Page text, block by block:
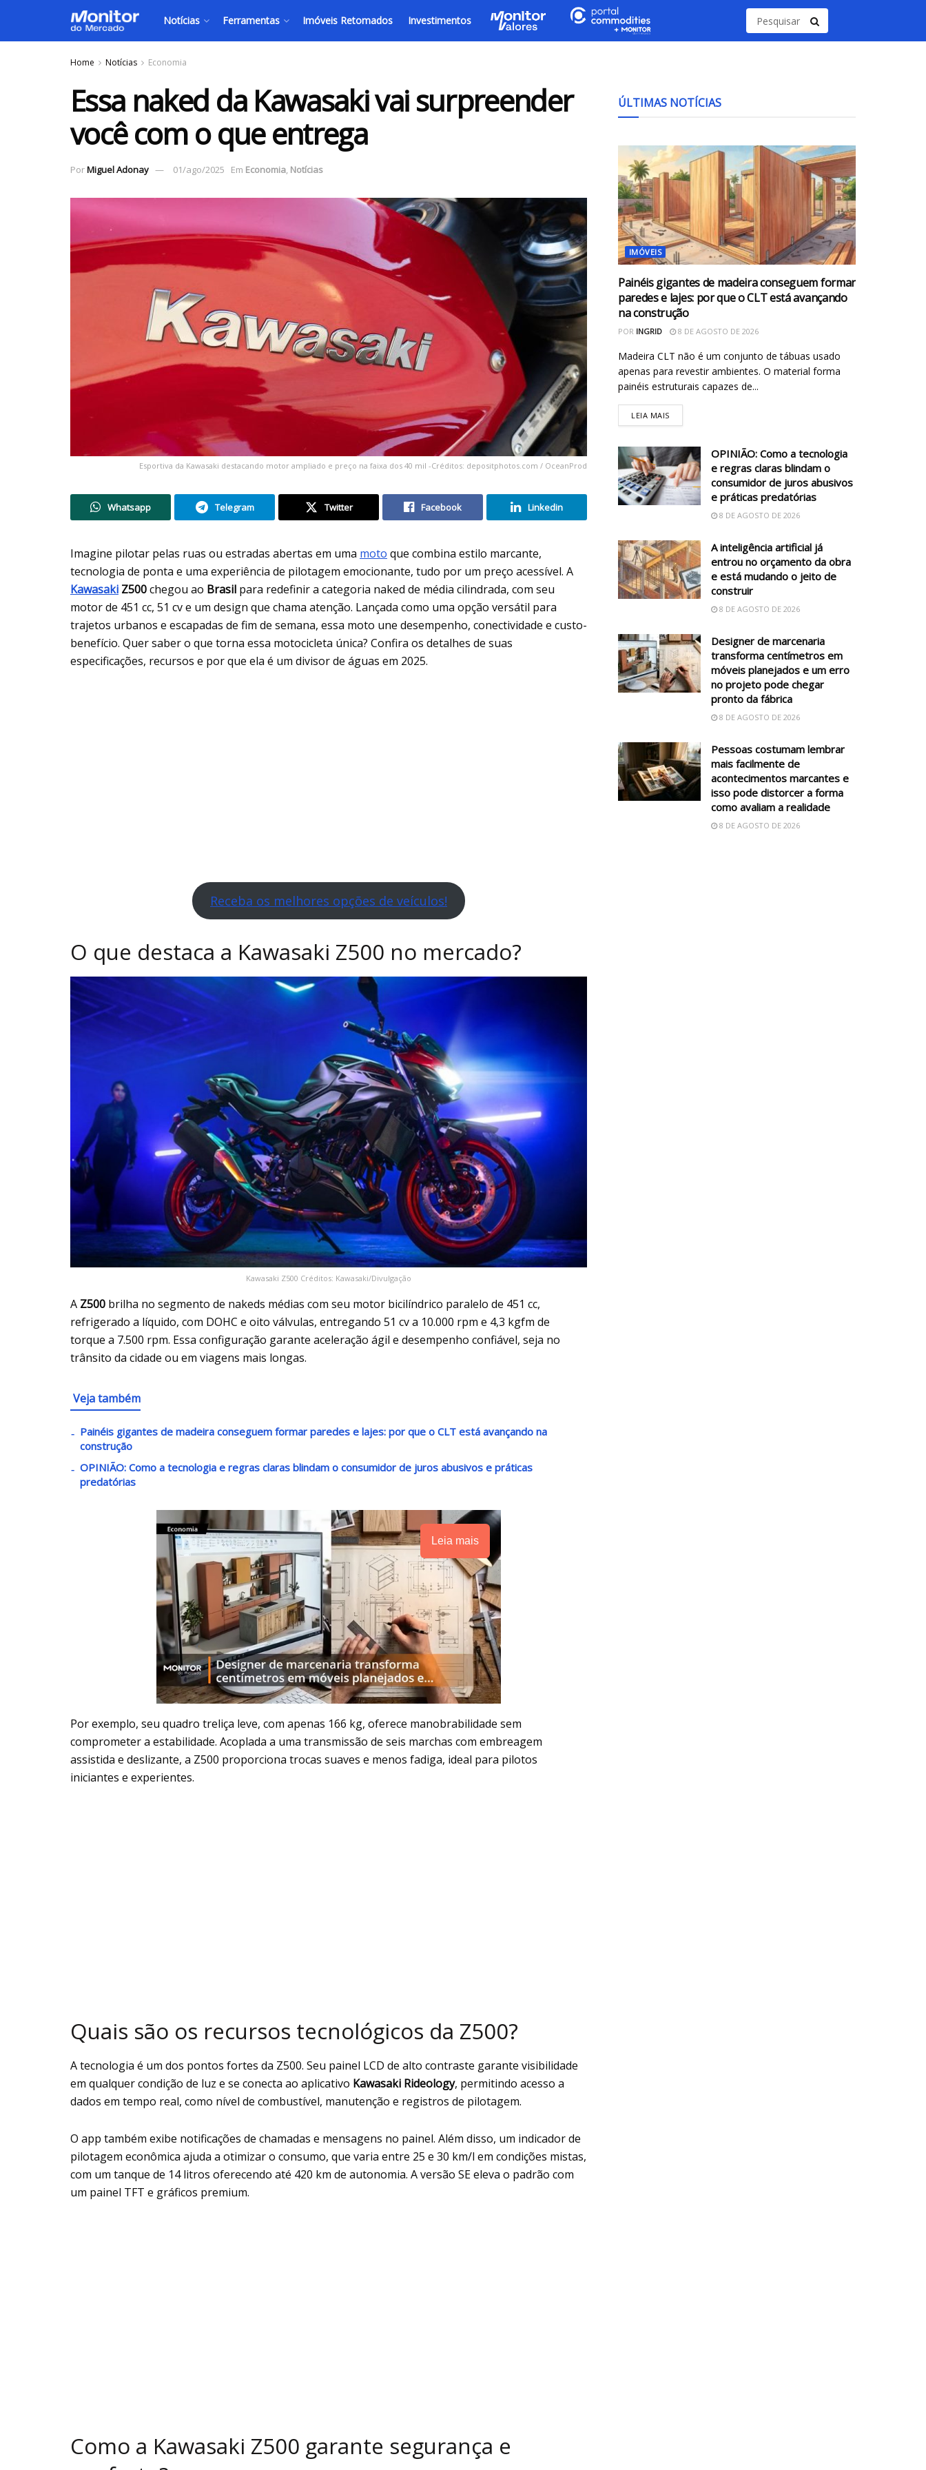
Notícias Ferramentas Imóveis Retomados Investimentos
Home Notícias Economia
Essa naked da Kawasaki vai surpreender
você com o que entrega
PorMiguel Adonay 01/ago/2025 Em Economia, Notícias
Esportiva da Kawasaki destacando motor ampliado e preço na faixa dos 40 mil -Créditos: depositphotos.com / OceanProd
Whatsapp Telegram Twitter Facebook Linkedin
Imagine pilotar pelas ruas ou estradas abertas em uma moto que combina estilo marcante,
tecnologia de ponta e uma experiência de pilotagem emocionante, tudo por um preço acessível. A
Kawasaki Z500chegou ao Brasil para redefinir a categoria naked de média cilindrada, com seu
motor de 451 cc, 51 cv e um design que chama atenção. Lançada como uma opção versátil para
trajetos urbanos e escapadas de fim de semana, essa moto une desempenho, conectividade e custo-
benefício. Quer saber o que torna essa motocicleta única? Confira os detalhes de suas
especificações, recursos e por que ela é um divisor de águas em 2025.
Receba os melhores opções de veículos!
O que destaca a Kawasaki Z500 no mercado?
Kawasaki Z500 Créditos: Kawasaki/Divulgação
A Z500 brilha no segmento de nakeds médias com seu motor bicilíndrico paralelo de 451 cc,
refrigerado a líquido, com DOHC e oito válvulas, entregando 51 cv a 10.000 rpm e 4,3 kgfm de
torque a 7.500 rpm. Essa configuração garante aceleração ágil e desempenho confiável, seja no
trânsito da cidade ou em viagens mais longas.
Veja também
Painéis gigantes de madeira conseguem formar paredes e lajes: por que o CLT está avançando na
construção
OPINIÃO: Como a tecnologia e regras claras blindam o consumidor de juros abusivos e práticas
predatórias
Leia mais
Por exemplo, seu quadro treliça leve, com apenas 166 kg, oferece manobrabilidade sem
comprometer a estabilidade. Acoplada a uma transmissão de seis marchas com embreagem
assistida e deslizante, a Z500 proporciona trocas suaves e menos fadiga, ideal para pilotos
iniciantes e experientes.
Quais são os recursos tecnológicos da Z500?
A tecnologia é um dos pontos fortes da Z500. Seu painel LCD de alto contraste garante visibilidade
em qualquer condição de luz e se conecta ao aplicativo Kawasaki Rideology, permitindo acesso a
dados em tempo real, como nível de combustível, manutenção e registros de pilotagem.
O app também exibe notificações de chamadas e mensagens no painel. Além disso, um indicador de
pilotagem econômica ajuda a otimizar o consumo, que varia entre 25 e 30 km/l em condições mistas,
com um tanque de 14 litros oferecendo até 420 km de autonomia. A versão SE eleva o padrão com
um painel TFT e gráficos premium.
Como a Kawasaki Z500 garante segurança e
ÚLTIMAS NOTÍCIAS
IMÓVEIS
Painéis gigantes de madeira conseguem formar
paredes e lajes: por que o CLT está avançando
na construção
POR INGRID 8 DE AGOSTO DE 2026
Madeira CLT não é um conjunto de tábuas usado
apenas para revestir ambientes. O material forma
painéis estruturais capazes de...
LEIA MAIS
OPINIÃO: Como a tecnologia
e regras claras blindam o
consumidor de juros abusivos
e práticas predatórias
8 DE AGOSTO DE 2026
A inteligência artificial já
entrou no orçamento da obra
e está mudando o jeito de
construir
8 DE AGOSTO DE 2026
Designer de marcenaria
transforma centímetros em
móveis planejados e um erro
no projeto pode chegar
pronto da fábrica
8 DE AGOSTO DE 2026
Pessoas costumam lembrar
mais facilmente de
acontecimentos marcantes e
isso pode distorcer a forma
como avaliam a realidade
8 DE AGOSTO DE 2026